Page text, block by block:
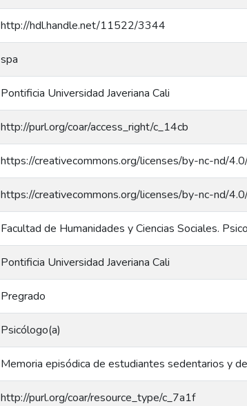
http://hdl.handle.net/11522/3344
spa
Pontificia Universidad Javeriana Cali
http://purl.org/coar/access_right/c_14cb
https://creativecommons.org/licenses/by-nc-nd/
https://creativecommons.org/licenses/by-nc-nd/
Facultad de Humanidades y Ciencias Sociales.
Pontificia Universidad Javeriana Cali
Pregrado
Psicólogo(a)
Memoria episódica de estudiantes sedentarios y
http://purl.org/coar/resource_type/c_7a1f